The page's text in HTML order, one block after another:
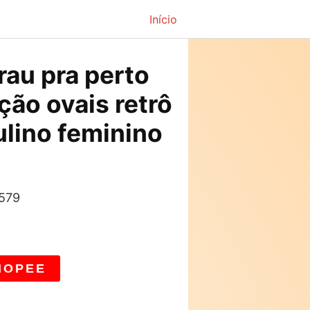
Início
pra perto
ovais retrô
feminino